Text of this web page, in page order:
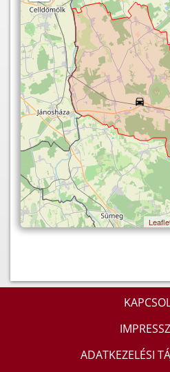
ADATKEZELÉSI